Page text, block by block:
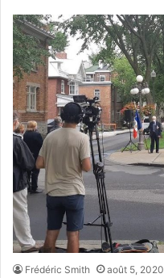
Frédéric Smith août 5, 2020